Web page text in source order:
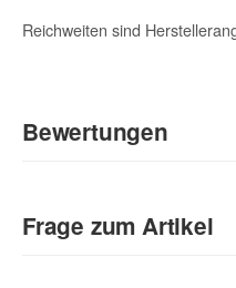
Reichweiten sind
Bewertungen
Sie Anderen bei der
Frage zum Artikel